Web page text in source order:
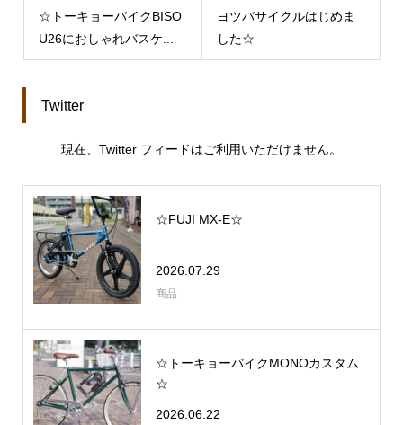
☆トーキョーバイクBISO
U26におしゃれバスケ...
ヨツバサイクルはじめま
した☆
Twitter
現在、Twitter フィードはご利用いただけません。
☆FUJI MX-E☆
2026.07.29
商品
☆トーキョーバイクMONOカスタム
☆
2026.06.22